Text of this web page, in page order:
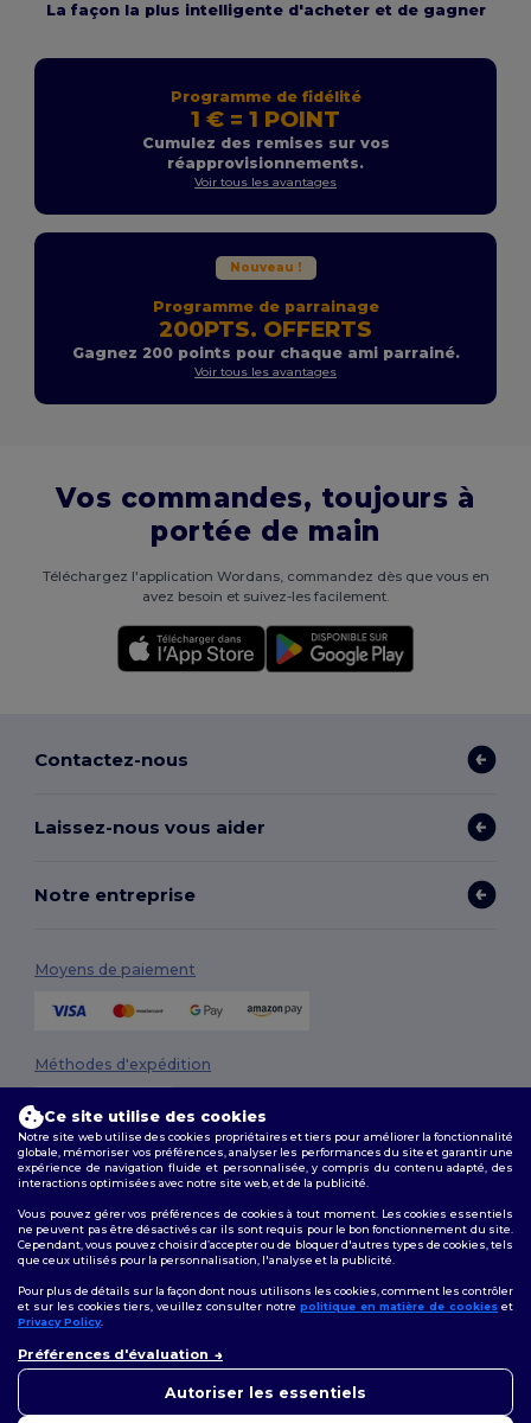
La façon la plus intelligente d'acheter et de gagner
Programme de fidélité
1 € = 1 POINT
Cumulez des remises sur vos
réapprovisionnements.
Voir tous les avantages
Nouveau !
Programme de parrainage
200PTS. OFFERTS
Gagnez 200 points pour chaque ami parrainé.
Voir tous les avantages
Vos commandes, toujours à
portée de main
Téléchargez l'application Wordans, commandez dès que vous en
avez besoin et suivez-les facilement.
Contactez-nous
Laissez-nous vous aider
Notre entreprise
Moyens de paiement
Méthodes d'expédition
Conditions Générales|Politique de personnalisation
Confidentialité|Politique de Cookies|Plan du Site
Suivez-nous
Ce site utilise des cookies
Notre site web utilise des cookies propriétaires et tiers pour améliorer la fonctionnalité
globale, mémoriser vos préférences, analyser les performances du site et garantir une
expérience de navigation fluide et personnalisée, y compris du contenu adapté, des
interactions optimisées avec notre site web, et de la publicité.
Vous pouvez gérer vos préférences de cookies à tout moment. Les cookies essentiels
ne peuvent pas être désactivés car ils sont requis pour le bon fonctionnement du site.
Cependant, vous pouvez choisir d’accepter ou de bloquer d'autres types de cookies, tels
que ceux utilisés pour la personnalisation, l'analyse et la publicité.
Pour plus de détails sur la façon dont nous utilisons les cookies, comment les contrôler
et sur les cookies tiers, veuillez consulter notre politique en matière de cookies et
Privacy Policy.
Préférences d'évaluation
Autoriser les essentiels
pouvez nous contacter à tout
Vous
10 € de
Pour bénéficier de votre